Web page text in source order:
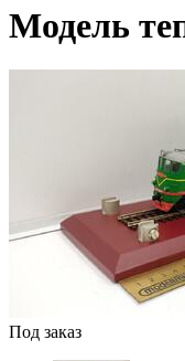
Модель
Под заказ